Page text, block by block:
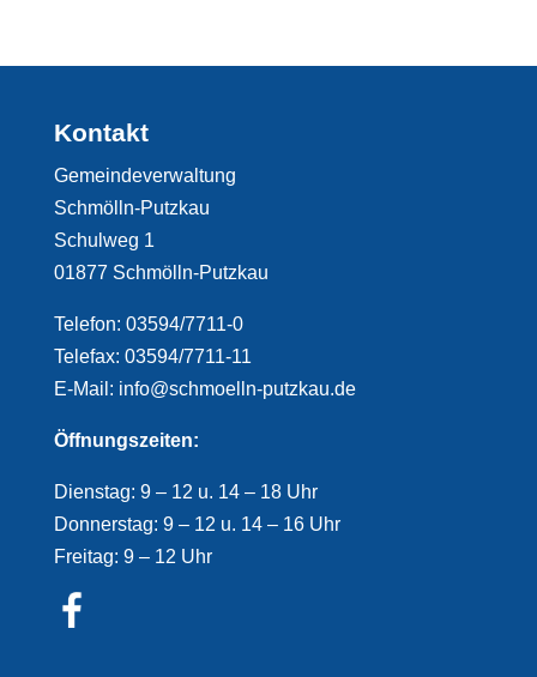
Kontakt
Gemeindeverwaltung
Schmölln-Putzkau
Schulweg 1
01877 Schmölln-Putzkau
Telefon: 03594/7711-0
Telefax: 03594/7711-11
E-Mail: info@schmoelln-putzkau.de
Öffnungszeiten:
Dienstag: 9 – 12 u. 14 – 18 Uhr
Donnerstag: 9 – 12 u. 14 – 16 Uhr
Freitag: 9 – 12 Uhr